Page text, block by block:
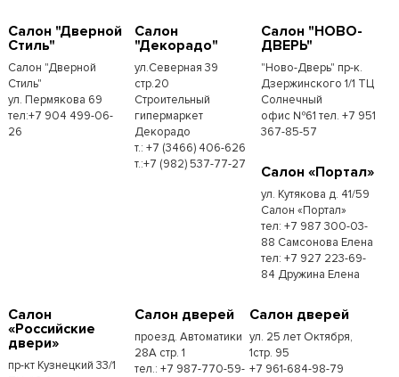
Салон "Дверной
Стиль"
Салон "Дверной
Стиль"
ул. Пермякова 69
тел:+7 904 499-06-
26
Салон
"Декорадо"
ул.Северная 39
стр.20
Строительный
гипермаркет
Декорадо
т.: +7 (3466) 406-626
т.:+7 (982) 537-77-27
Салон "НОВО-
ДВЕРЬ"
"Ново-Дверь" пр-к.
Дзержинского 1/1 ТЦ
Солнечный
офис №61 тел. +7 951
367-85-57
Салон «Портал»
ул. Кутякова д. 41/59
Салон «Портал»
тел: +7 987 300-03-
88 Самсонова Елена
тел: +7 927 223-69-
84 Дружина Елена
Салон
«Российские
двери»
пр-кт Кузнецкий 33/1
Салон дверей
проезд. Автоматики
28А стр. 1
тел.: +7 987-770-59-
Салон дверей
ул. 25 лет Октября,
1стр. 95
+7 961-684-98-79